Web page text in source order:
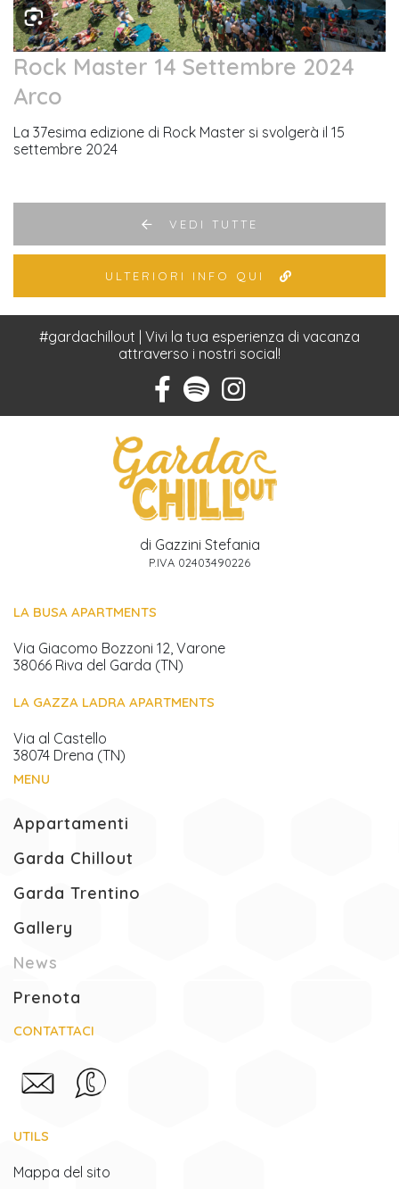
Rock Master 14 Settembre 2024
Arco
La 37esima edizione di Rock Master si svolgerà il 15
settembre 2024
VEDI TUTTE
ULTERIORI INFO QUI
#gardachillout | Vivi la tua esperienza di vacanza
attraverso i nostri social!
di Gazzini Stefania
P.IVA 02403490226
LA BUSA APARTMENTS
Via Giacomo Bozzoni 12, Varone
38066 Riva del Garda (TN)
LA GAZZA LADRA APARTMENTS
Via al Castello
38074 Drena (TN)
MENU
Appartamenti
Garda Chillout
Garda Trentino
Gallery
News
Prenota
CONTATTACI
UTILS
Mappa del sito